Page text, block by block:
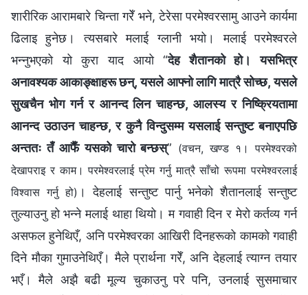
शारीरिक आरामबारे चिन्ता गरेँ भने, टेरेसा परमेश्‍वरसामु आउने कार्यमा
ढिलाइ हुनेछ। त्यसबारे मलाई ग्लानी भयो। मलाई परमेश्‍वरले
भन्नुभएको यो कुरा याद आयो “देह शैतानको हो। यसभित्र
अनावश्यक आकाङ्‍क्षाहरू छन्, यसले आफ्नो लागि मात्रै सोच्छ, यसले
सुखचैन भोग गर्न र आनन्द लिन चाहन्छ, आलस्य र निष्क्रियतामा
आनन्द उठाउन चाहन्छ, र कुनै विन्दुसम्म यसलाई सन्तुष्ट बनाएपछि
अन्ततः तँ आफैँ यसको चारो बन्छस्” (वचन, खण्ड १। परमेश्‍वरको
देखापराइ र काम। परमेश्‍वरलाई प्रेम गर्नु मात्रै साँचो रूपमा परमेश्‍वरलाई
विश्‍वास गर्नु हो) । देहलाई सन्तुष्ट पार्नु भनेको शैतानलाई सन्तुष्ट
तुल्याउनु हो भन्ने मलाई थाहा थियो। म गवाही दिन र मेरो कर्तव्य गर्न
असफल हुनेथिएँ, अनि परमेश्‍वरका आखिरी दिनहरूको कामको गवाही
दिने मौका गुमाउनेथिएँ। मैले प्रार्थना गरेँ, अनि देहलाई त्याग्न तयार
भएँ। मैले अझै बढी मूल्य चुकाउनु परे पनि, उनलाई सुसमाचार